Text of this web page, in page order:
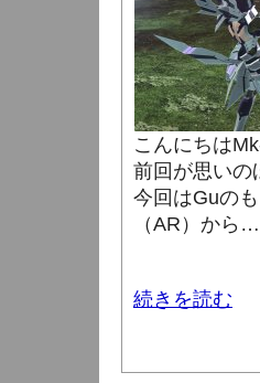
こんにちは
前回が思いの
今回はGuの
（AR）から
続きを読む